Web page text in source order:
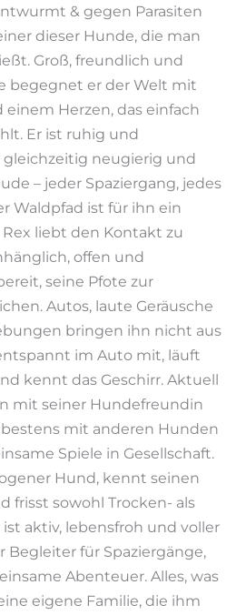
& gegen Parasiten
dieser Hunde, die man
Groß, freundlich und
begegnet er der Welt mit
Herzen, das einfach
Er ist ruhig und
gleichzeitig neugierig und
– jeder Spaziergang, jedes
Waldpfad ist für ihn ein
liebt den Kontakt zu
offen und
seine Pfote zur
Autos, laute Geräusche
bringen ihn nicht aus
im Auto mit, läuft
kennt das Geschirr. Aktuell
mit seiner Hundefreundin
bestens mit anderen Hunden
Spiele in Gesellschaft.
Hund, kennt seinen
frisst sowohl Trocken- als
aktiv, lebensfroh und voller
Begleiter für Spaziergänge,
Abenteuer. Alles, was
eigene Familie, die ihm